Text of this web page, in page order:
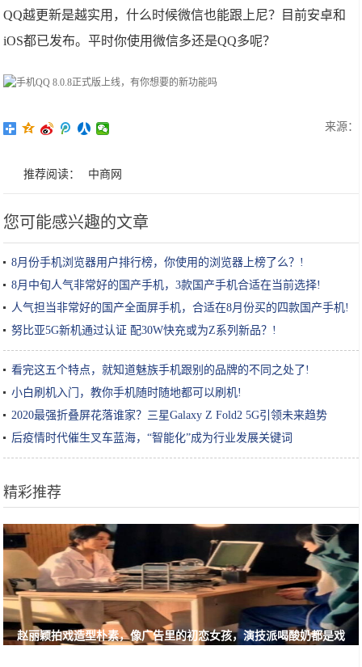
QQ越更新是越实用，什么时候微信也能跟上尼？目前安卓和
iOS都已发布。平时你使用微信多还是QQ多呢？
来源：
推荐阅读： 中商网
您可能感兴趣的文章
8月份手机浏览器用户排行榜，你使用的浏览器上榜了么？!
8月中旬人气非常好的国产手机，3款国产手机合适在当前选择!
人气担当非常好的国产全面屏手机，合适在8月份买的四款国产手机!
努比亚5G新机通过认证 配30W快充或为Z系列新品？!
看完这五个特点，就知道魅族手机跟别的品牌的不同之处了!
小白刷机入门，教你手机随时随地都可以刷机!
2020最强折叠屏花落谁家？三星Galaxy Z Fold2 5G引领未来趋势
后疫情时代催生叉车蓝海，“智能化”成为行业发展关键词
精彩推荐
赵丽颖拍戏造型朴素，像广告里的初恋女孩，演技派喝酸奶都是戏